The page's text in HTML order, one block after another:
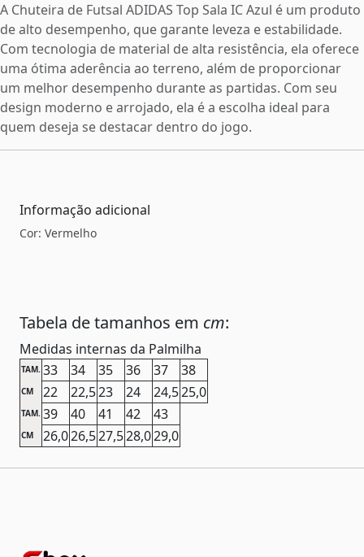
A Chuteira de Futsal ADIDAS Top Sala IC Azul é um produto
de alto desempenho, que garante leveza e estabilidade.
Com tecnologia de material de alta resistência, ela oferece
uma ótima aderência ao terreno, além de proporcionar
um melhor desempenho durante as partidas. Com seu
design moderno e arrojado, ela é a escolha ideal para
quem deseja se destacar dentro do jogo.
Informação adicional
Cor: Vermelho
Tabela de tamanhos em cm:
Medidas internas da Palmilha
TAM. 33 34 35 36 37 38
CM 22 22,523 24 24,525,0
TAM. 39 40 41 42 43
CM 26,026,527,528,029,0